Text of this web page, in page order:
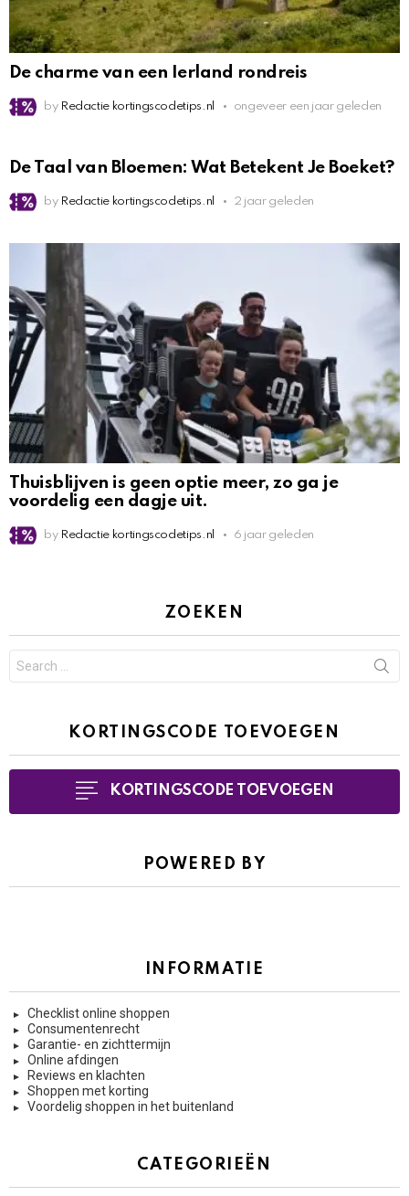
De charme van een Ierland rondreis
by Redactie kortingscodetips.nl ongeveer een jaar geleden
De Taal van Bloemen: Wat Betekent Je Boeket?
by Redactie kortingscodetips.nl 2 jaar geleden
Thuisblijven is geen optie meer, zo ga je
voordelig een dagje uit.
by Redactie kortingscodetips.nl 6 jaar geleden
ZOEKEN
for:
KORTINGSCODE TOEVOEGEN
KORTINGSCODE TOEVOEGEN
POWERED BY
INFORMATIE
Checklist online shoppen
Consumentenrecht
Garantie- en zichttermijn
Online afdingen
Reviews en klachten
Shoppen met korting
Voordelig shoppen in het buitenland
CATEGORIEËN